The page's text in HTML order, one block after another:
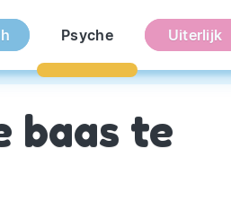
Psyche Uiterlijk
baas te